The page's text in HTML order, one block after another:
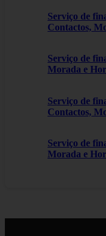
Serviço de
Contactos,
Serviço de
Morada e
Serviço de
Contactos,
Serviço de
Morada e